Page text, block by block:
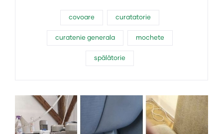
covoare curatatorie
curatenie generala mochete
spălătorie